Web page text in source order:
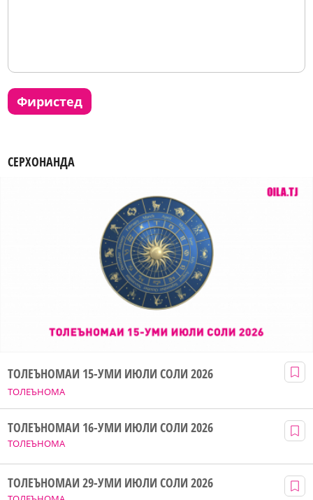
фиристед
СЕРХОНАНДА
ТОЛЕЪНОМА
ТОЛЕЪНОМАИ 15-УМИ ИЮЛИ СОЛИ 2026
ТОЛЕЪНОМА
ТОЛЕЪНОМАИ 16-УМИ ИЮЛИ СОЛИ 2026
ТОЛЕЪНОМАИ 29-УМИ ИЮЛИ СОЛИ 2026